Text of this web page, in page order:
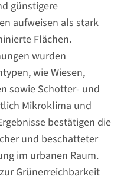
günstigere
aufweisen als stark
Flächen.
wurden
wie Wiesen,
sowie Schotter- und
Mikroklima und
bestätigen die
und beschatteter
im urbanen Raum.
Grünerreichbarkeit